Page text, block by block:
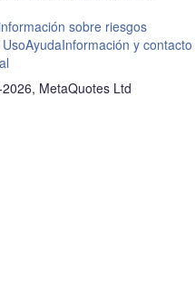
sobre riesgos
AyudaInformación y contacto
MetaQuotes Ltd